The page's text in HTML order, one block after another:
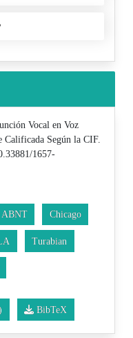
Vocal en Voz
Calificada Según la CIF.
1657-
ABNT Chicago
Turabian
BibTeX